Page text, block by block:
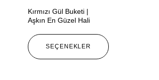
Kırmızı Gül Buketi |
Aşkın En Güzel Hali
SEÇENEKLER